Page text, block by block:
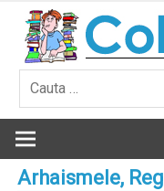
content
Arhaismele,